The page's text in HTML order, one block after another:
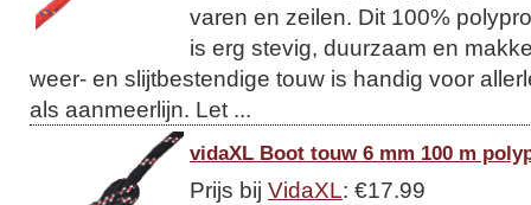
varen en zeilen. Dit 100%
is erg stevig, duurzaam en
weer- en slijtbestendige touw is handig voor
als aanmeerlijn. Let ...
vidaXL Boot touw 6 mm 100 m
Prijs bij VidaXL: €17.99